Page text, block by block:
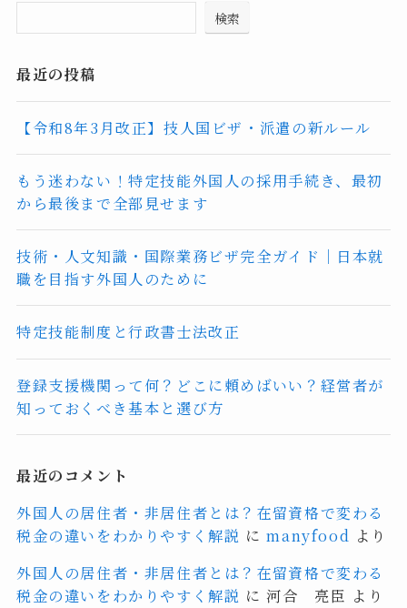
検索
最近の投稿
【令和8年3月改正】技人国ビザ・派遣の新ルール
もう迷わない！特定技能外国人の採用手続き、最初
から最後まで全部見せます
技術・人文知識・国際業務ビザ完全ガイド｜日本就
職を目指す外国人のために
特定技能制度と行政書士法改正
登録支援機関って何？どこに頼めばいい？経営者が
知っておくべき基本と選び方
最近のコメント
外国人の居住者・非居住者とは？在留資格で変わる
税金の違いをわかりやすく解説 にmanyfood より
外国人の居住者・非居住者とは？在留資格で変わる
税金の違いをわかりやすく解説 に河合 亮臣 より